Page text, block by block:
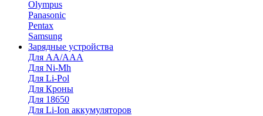
Olympus
Panasonic
Pentax
Samsung
Зарядные устройства
Для AA/AAA
Для Ni-Mh
Для Li-Pol
Для Кроны
Для 18650
Для Li-Ion аккумуляторов